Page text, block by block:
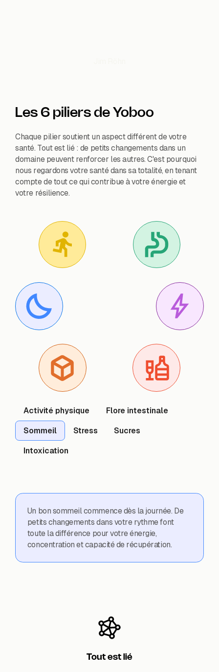
Les 6 piliers de Yoboo
Chaque pilier soutient un aspect différent de votre
santé. Tout est lié : de petits changements dans un
domaine peuvent renforcer les autres. C'est pourquoi
nous regardons votre santé dans sa totalité, en tenant
compte de tout ce qui contribue à votre énergie et
votre résilience.
Activité physique Flore intestinale
Sommeil Stress Sucres
Intoxication
Un bon sommeil commence dès la journée. De
petits changements dans votre rythme font
toute la différence pour votre énergie,
concentration et capacité de récupération.
Tout est lié